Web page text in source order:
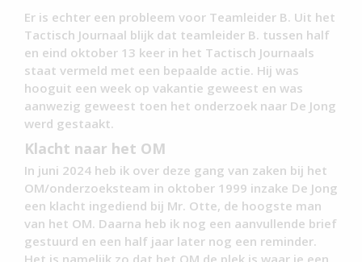
Er is echter een probleem voor Teamleider B. Uit het
Tactisch Journaal blijk dat teamleider B. tussen half
en eind oktober 13 keer in het Tactisch Journaals
staat vermeld met een bepaalde actie. Hij was
hooguit een week op vakantie geweest en was
aanwezig geweest toen het onderzoek naar De Jong
werd gestaakt.
Klacht naar het OM
In juni 2024 heb ik over deze gang van zaken bij het
OM/onderzoeksteam in oktober 1999 inzake De Jong
een klacht ingediend bij Mr. Otte, de hoogste man
van het OM. Daarna heb ik nog een aanvullende brief
gestuurd en een half jaar later nog een reminder.
Het is namelijk zo dat het OM de plek is waar je een